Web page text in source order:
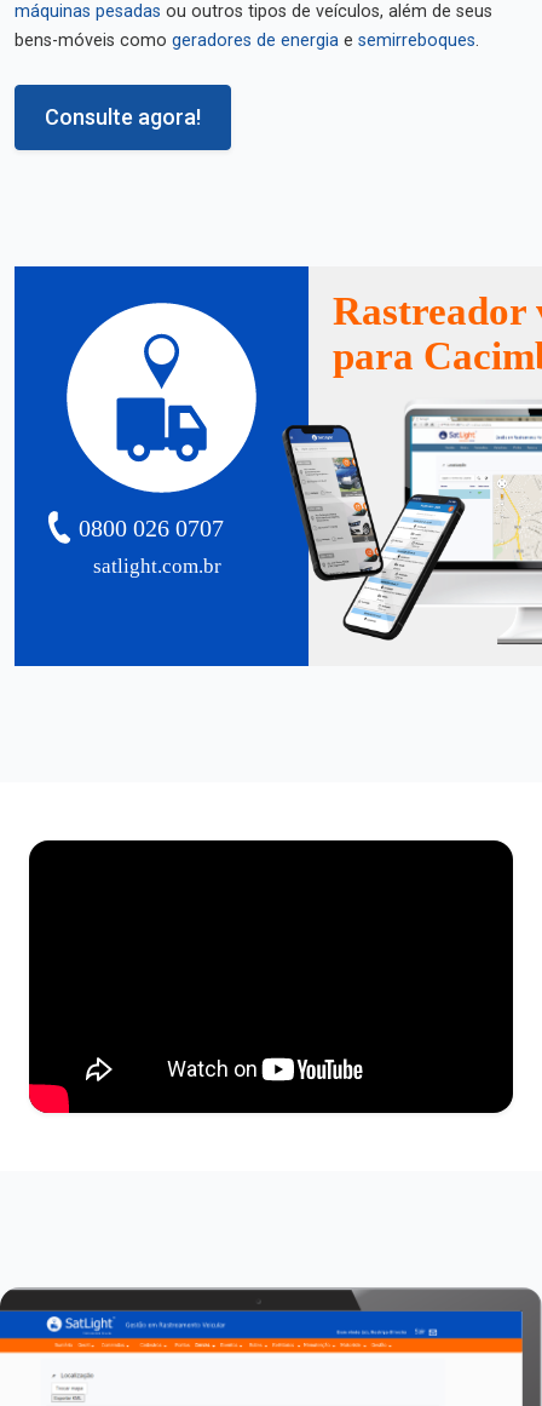
máquinas pesadas ou outros tipos de veículos, além de seus
bens-móveis como geradores de energia e semirreboques.
Consulte agora!
satlight.com.br
0800 026 0707
Rastreador
para